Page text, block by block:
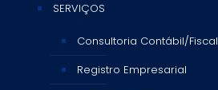
SERVIÇOS
Consultoria Contábil/Fiscal
Registro Empresarial